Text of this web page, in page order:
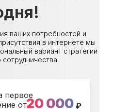
₽
20 000
первое
от
ваших потребностей и
в интернете мы
вариант стратегии